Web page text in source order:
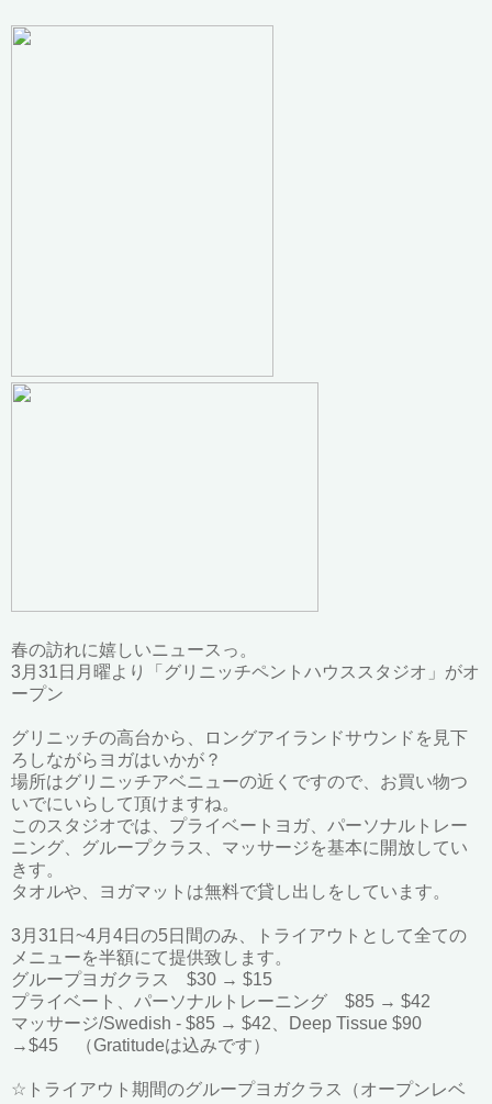
春の訪れに嬉しいニュースっ。
3月31日月曜より「グリニッチペントハウススタジオ」がオ
ープン
グリニッチの高台から、ロングアイランドサウンドを見下
ろしながらヨガはいかが？
場所はグリニッチアベニューの近くですので、お買い物つ
いでにいらして頂けますね。
このスタジオでは、プライベートヨガ、パーソナルトレー
ニング、グループクラス、マッサージを基本に開放してい
きす。
タオルや、ヨガマットは無料で貸し出しをしています。
3月31日~4月4日の5日間のみ、トライアウトとして全ての
メニューを半額にて提供致します。
グループヨガクラス $30 → $15
プライベート、パーソナルトレーニング $85 → $42
マッサージ/Swedish - $85 → $42、Deep Tissue $90
→$45 （Gratitudeは込みです）
☆トライアウト期間のグループヨガクラス（オープンレベ